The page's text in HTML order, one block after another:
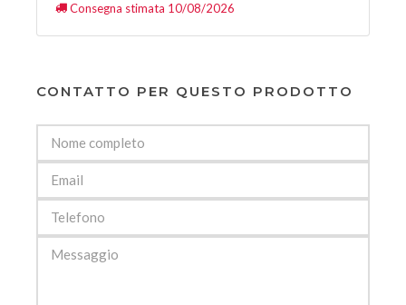
Consegna stimata 10/08/2026
CONTATTO PER QUESTO PRODOTTO